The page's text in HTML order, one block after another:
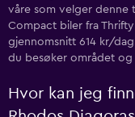
våre som velger denne
Compact biler fra
gjennomsnitt 614 kr/
du besøker området
Hvor kan jeg